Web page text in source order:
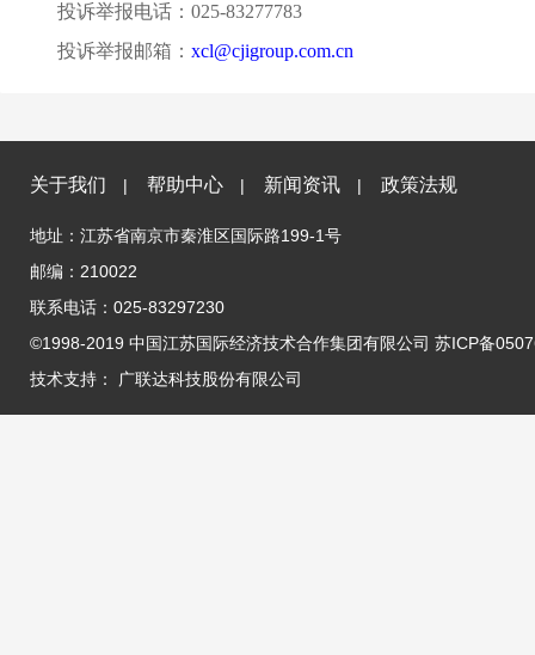
投诉举报电话： 025-83277783
投诉举报邮箱： xcl@cjigroup.com.cn
关于我们 | 帮助中心 | 新闻资讯 | 政策法规
地址：江苏省南京市秦淮区国际路199-1号
邮编：210022
联系电话：025-83297230
©1998-2019 中国江苏国际经济技术合作集团有限公司 苏ICP备
技术支持：
广联达科技股份有限公司